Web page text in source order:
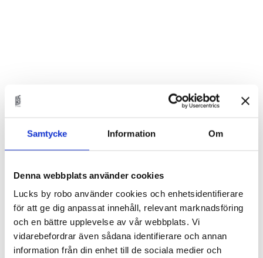
Samtycke Information Om
Denna webbplats använder cookies
Lucks by robo använder cookies och enhetsidentifierare
för att ge dig anpassat innehåll, relevant marknadsföring
och en bättre upplevelse av vår webbplats. Vi
vidarebefordrar även sådana identifierare och annan
information från din enhet till de sociala medier och
3 585
Antal
st
KÖP
Lagerstatus
Beställningsvara.Leveranstid 6-
Artikelnr
AFKANT60x220H